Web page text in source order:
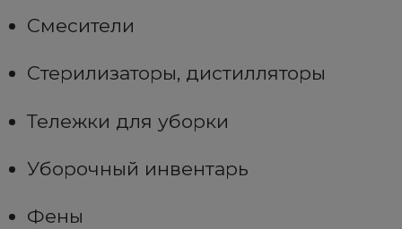
Смесители
Стерилизаторы, дистилляторы
Тележки для уборки
Уборочный инвентарь
Фены